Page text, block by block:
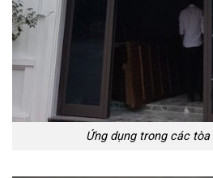
Ứng dụng trong các